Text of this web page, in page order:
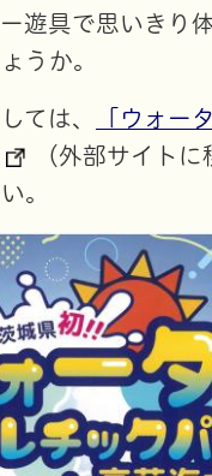
遊具で思いきり
うか。
ては、
「ウォー
（外部サイトに
。